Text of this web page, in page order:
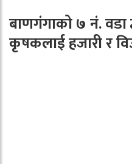
बाणगंगाको ७ नं. वडा
कृषकलाई हजारी र